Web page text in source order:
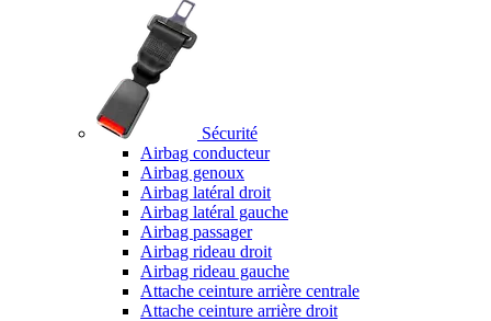
Sécurité
Airbag conducteur
Airbag genoux
Airbag latéral droit
Airbag latéral gauche
Airbag passager
Airbag rideau droit
Airbag rideau gauche
Attache ceinture arrière centrale
Attache ceinture arrière droit